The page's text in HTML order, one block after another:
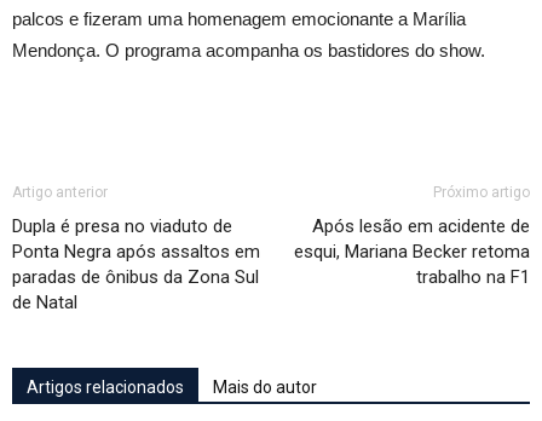
palcos e fizeram uma homenagem emocionante a Marília
Mendonça. O programa acompanha os bastidores do show.
Artigo anterior
Dupla é presa no viaduto de
Ponta Negra após assaltos em
paradas de ônibus da Zona Sul
de Natal
Próximo artigo
Após lesão em acidente de
esqui, Mariana Becker retoma
trabalho na F1
Artigos relacionados Mais do autor